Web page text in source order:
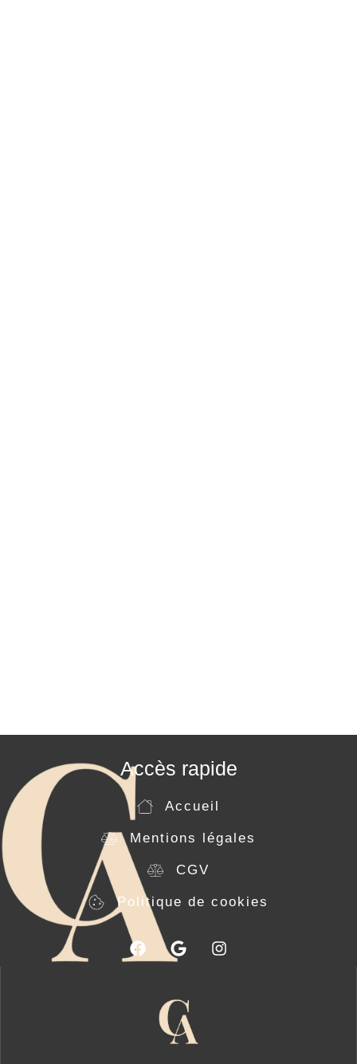
Accès rapide
Accueil
Mentions légales
CGV
Politique de cookies